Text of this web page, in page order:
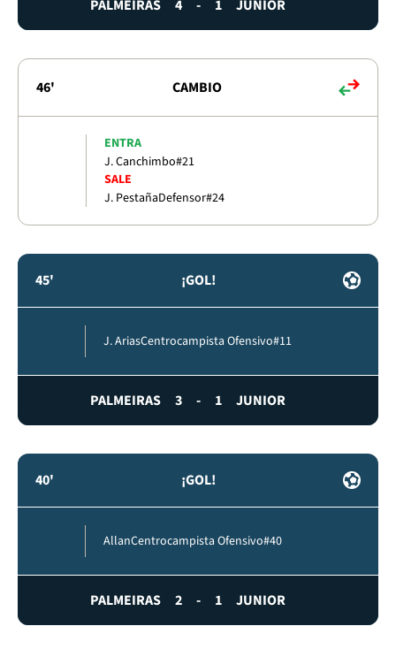
PALMEIRAS 4 - 1 JUNIOR
46' CAMBIO
ENTRA
J. Canchimbo#21
SALE
J. PestañaDefensor#24
45' ¡GOL!
J. AriasCentrocampista Ofensivo#11
PALMEIRAS 3 - 1 JUNIOR
40' ¡GOL!
AllanCentrocampista Ofensivo#40
PALMEIRAS 2 - 1 JUNIOR